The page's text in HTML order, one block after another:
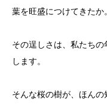
葉を旺盛につけてきたか。
その逞しさは、私たち
します。
そんな桜の樹が、ほんの